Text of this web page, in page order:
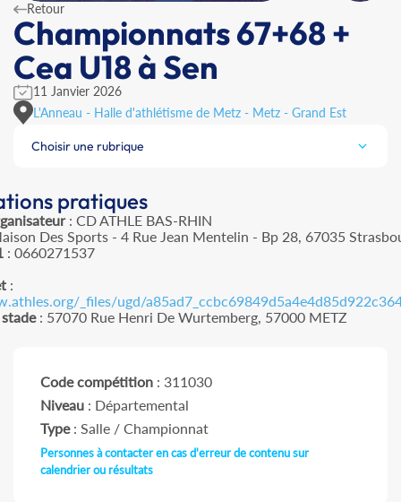
Retour
Championnats 67+68 +
Cea U18 à Sen
11 Janvier 2026
L'Anneau - Halle d'athlétisme de Metz - Metz - Grand Est
Choisir une rubrique
pratiques
: CD ATHLE BAS-RHIN
Des Sports - 4 Rue Jean Mentelin - Bp 28, 67035
: 0660271537
:
_files/ugd/
: 57070 Rue Henri De Wurtemberg, 57000 METZ
Code compétition : 311030
Niveau : Départemental
Type: Salle / Championnat
Personnes à contacter en cas d'erreur de contenu sur
calendrier ou résultats